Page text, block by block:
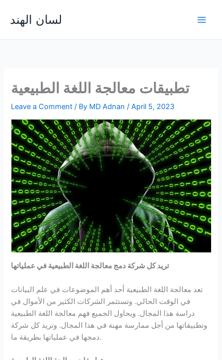
content
لسان الهند
تطبيقات معالجة اللغة الطبيعية
Leave a Comment / By MD Adnan/April 5, 2023
تريد كل شركة دمج معالجة اللغة الطبيعية في عملياتها
تعد معالجة اللغة الطبيعية أحد أهم الموضوعات في علم البيانات
في الوقت الحالي. وتستثمر الشركات الكثير من الأموال في
دراسة هذا المجال. ويحاول الجميع فهم معالجة اللغة الطبيعية
وتطبيقاتها من أجل ممارسة مهنة في هذا المجال. وتريد كل شركة
دمجها في عملياتها بطريقة ما.